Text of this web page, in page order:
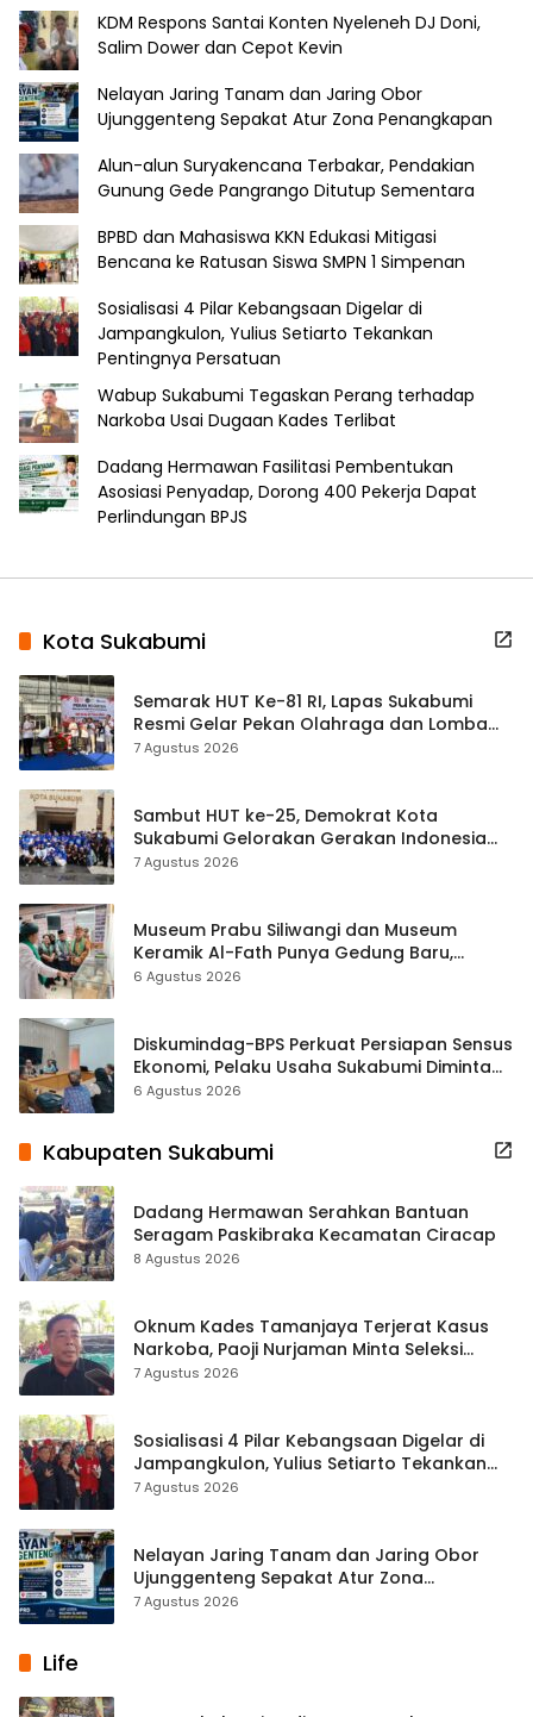
KDM Respons Santai Konten Nyeleneh DJ Doni,
Salim Dower dan Cepot Kevin
Nelayan Jaring Tanam dan Jaring Obor
Ujunggenteng Sepakat Atur Zona Penangkapan
Alun-alun Suryakencana Terbakar, Pendakian
Gunung Gede Pangrango Ditutup Sementara
BPBD dan Mahasiswa KKN Edukasi Mitigasi
Bencana ke Ratusan Siswa SMPN 1 Simpenan
Sosialisasi 4 Pilar Kebangsaan Digelar di
Jampangkulon, Yulius Setiarto Tekankan
Pentingnya Persatuan
Wabup Sukabumi Tegaskan Perang terhadap
Narkoba Usai Dugaan Kades Terlibat
Dadang Hermawan Fasilitasi Pembentukan
Asosiasi Penyadap, Dorong 400 Pekerja Dapat
Perlindungan BPJS
Kota Sukabumi
Semarak HUT Ke-81 RI, Lapas Sukabumi
Resmi Gelar Pekan Olahraga dan Lomba
Tradisional
7 Agustus 2026
Sambut HUT ke-25, Demokrat Kota
Sukabumi Gelorakan Gerakan Indonesia
ASRI Lewat Aksi Bersih Masjid Agung
7 Agustus 2026
Museum Prabu Siliwangi dan Museum
Keramik Al-Fath Punya Gedung Baru,
Hampir 500 Koleksi Dipisahkan
6 Agustus 2026
Diskumindag-BPS Perkuat Persiapan Sensus
Ekonomi, Pelaku Usaha Sukabumi Diminta
Terbuka Beri Data
6 Agustus 2026
Kabupaten Sukabumi
Dadang Hermawan Serahkan Bantuan
Seragam Paskibraka Kecamatan Ciracap
8 Agustus 2026
Oknum Kades Tamanjaya Terjerat Kasus
Narkoba, Paoji Nurjaman Minta Seleksi
Calon Kades Diperketat
7 Agustus 2026
Sosialisasi 4 Pilar Kebangsaan Digelar di
Jampangkulon, Yulius Setiarto Tekankan
Pentingnya Persatuan
7 Agustus 2026
Nelayan Jaring Tanam dan Jaring Obor
Ujunggenteng Sepakat Atur Zona
Penangkapan
7 Agustus 2026
Life